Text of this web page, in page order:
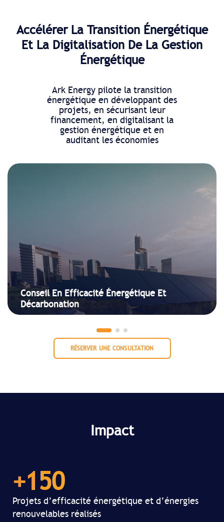
Accélérer La Transition Énergétique
Et La Digitalisation De La Gestion
Énergétique
Ark Energy pilote la transition
énergétique en développant des
projets, en sécurisant leur
financement, en digitalisant la
gestion énergétique et en
auditant les économies
Conseil En Efficacité Énergétique Et
Décarbonation
RÉSERVER UNE CONSULTATION
Impact
+150
Projets d’efficacité énergétique et d’énergies
renouvelables réalisés